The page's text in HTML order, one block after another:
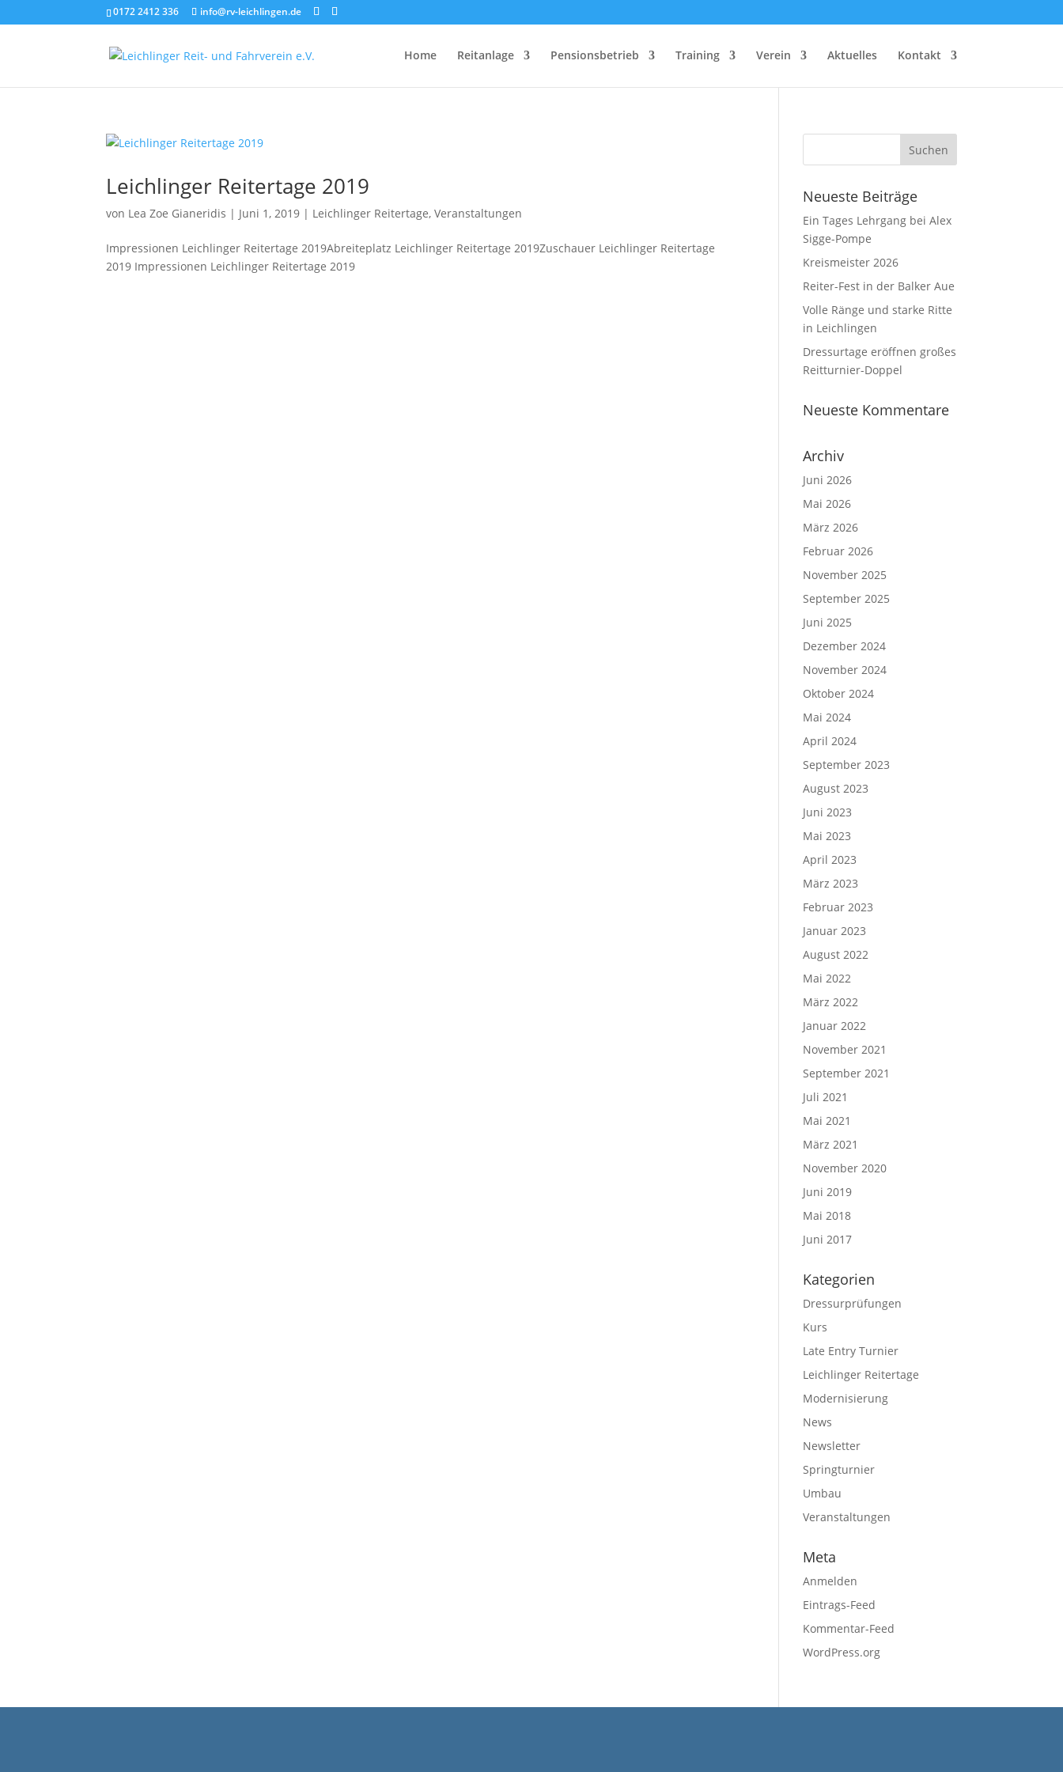
0172 2412 336 info@rv-leichlingen.de
Home Reitanlage Pensionsbetrieb Training Verein Aktuelles Kontakt
Leichlinger Reitertage 2019
von Lea Zoe Gianeridis | Juni 1, 2019 | Leichlinger Reitertage,Veranstaltungen
Impressionen Leichlinger Reitertage 2019Abreiteplatz Leichlinger Reitertage 2019Zuschauer Leichlinger Reitertage
2019 Impressionen Leichlinger Reitertage 2019
Neueste Beiträge
Ein Tages Lehrgang bei Alex
Sigge-Pompe
Kreismeister 2026
Reiter-Fest in der Balker Aue
Volle Ränge und starke Ritte
in Leichlingen
Dressurtage eröffnen großes
Reitturnier-Doppel
Neueste Kommentare
Archiv
Juni 2026
Mai 2026
März 2026
Februar 2026
November 2025
September 2025
Juni 2025
Dezember 2024
November 2024
Oktober 2024
Mai 2024
April 2024
September 2023
August 2023
Juni 2023
Mai 2023
April 2023
März 2023
Februar 2023
Januar 2023
August 2022
Mai 2022
März 2022
Januar 2022
November 2021
September 2021
Juli 2021
Mai 2021
März 2021
November 2020
Juni 2019
Mai 2018
Juni 2017
Kategorien
Dressurprüfungen
Kurs
Late Entry Turnier
Leichlinger Reitertage
Modernisierung
News
Newsletter
Springturnier
Umbau
Veranstaltungen
Meta
Anmelden
Eintrags-Feed
Kommentar-Feed
WordPress.org